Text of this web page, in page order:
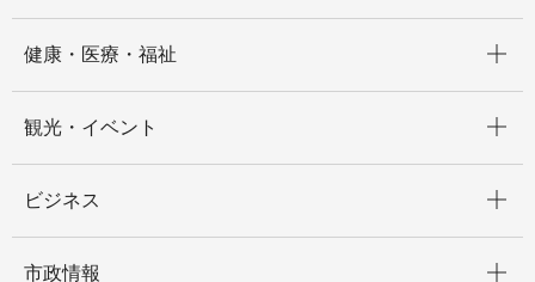
健康・医療・福祉
観光・イベント
ビジネス
市政情報